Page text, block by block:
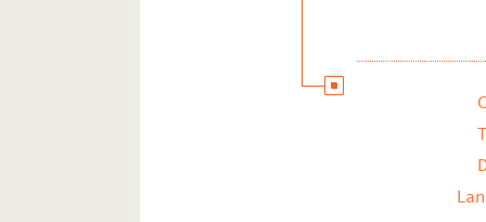
Documents personnels et familiaux